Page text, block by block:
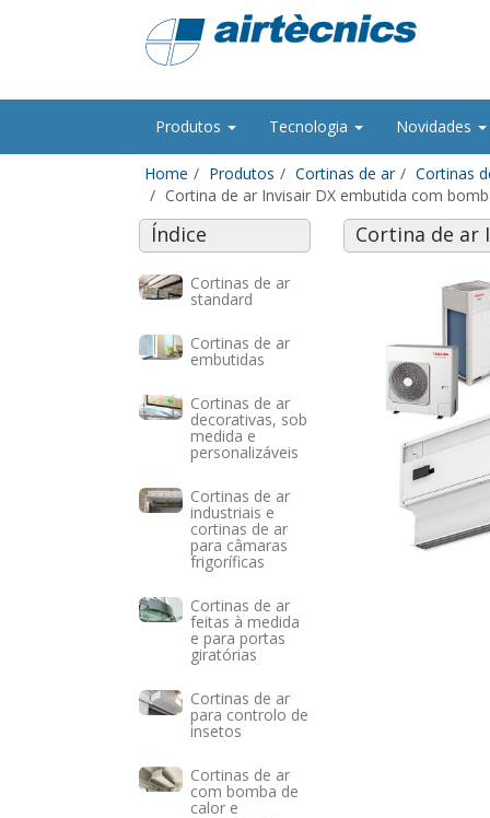
Produtos Tecnologia Novidades
Home Produtos Cortinas de ar
Cortinas
Cortina de ar Invisair DX embutida com
Índice
Cortinas de ar
standard
Cortinas de ar
embutidas
Cortinas de ar
decorativas, sob
medida e
personalizáveis
Cortinas de ar
industriais e
cortinas de ar
para câmaras
frigoríficas
Cortinas de ar
feitas à medida
e para portas
giratórias
Cortinas de ar
para controlo de
insetos
Cortinas de ar
com bomba de
calor e
Cortina de ar